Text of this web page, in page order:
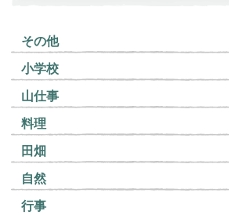
その他
小学校
山仕事
料理
田畑
自然
行事